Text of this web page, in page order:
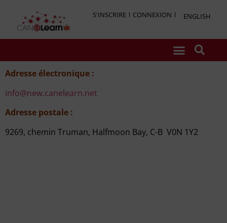
S'INSCRIRE CONNEXION ENGLISH
Adresse électronique :
info@new.canelearn.net
Adresse postale :
9269, chemin Truman, Halfmoon Bay, C-B V0N 1Y2